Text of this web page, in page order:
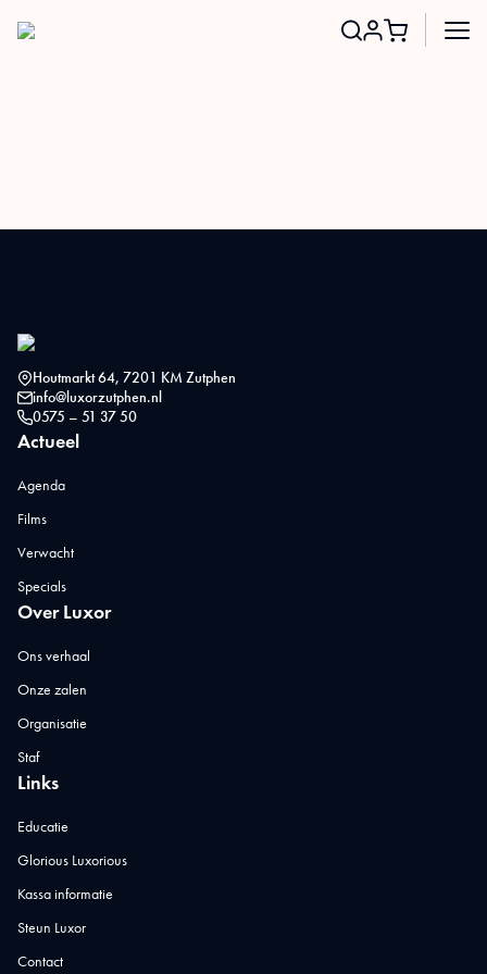
Houtmarkt 64, 7201 KM Zutphen
info@luxorzutphen.nl
0575 – 51 37 50
Actueel
Agenda
Films
Verwacht
Specials
Over Luxor
Ons verhaal
Onze zalen
Organisatie
Staf
Links
Educatie
Glorious Luxorious
Kassa informatie
Steun Luxor
Contact